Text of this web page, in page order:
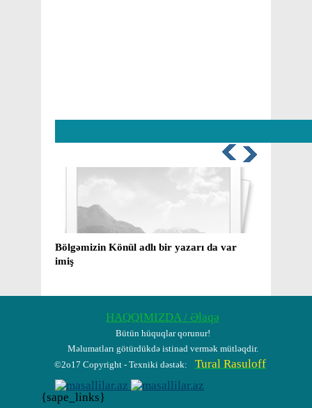
Bölgəmizin Könül adlı bir yazarı da var
imiş
HAQQIMIZDA / Əlaqə
Bütün hüquqlar qorunur!
Məlumatları götürdükdə istinad vermək mütləqdir.
©2o17 Copyright - Texniki dəstək:
Tural Rasuloff
{sape_links}